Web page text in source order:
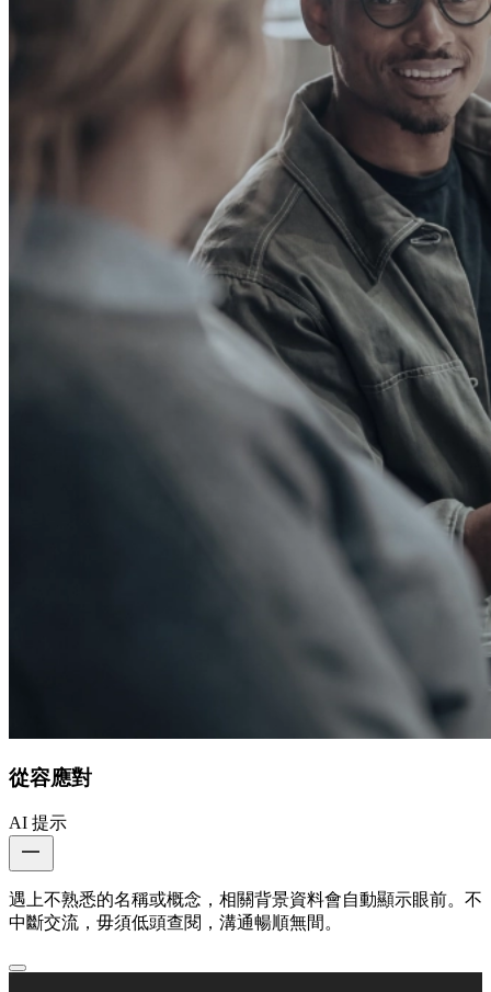
從容應對
AI 提示
遇上不熟悉的名稱或概念，相關背景資料會自動顯示眼前。不
中斷交流，毋須低頭查閱，溝通暢順無間。